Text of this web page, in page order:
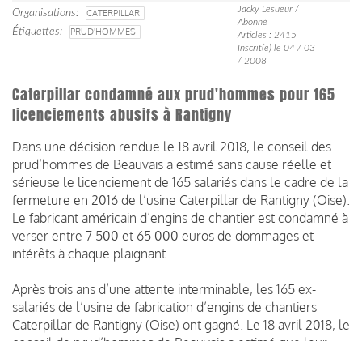
Organisations
CATERPILLAR
Étiquettes
PRUD'HOMMES
Jacky Lesueur /
Abonné
Articles : 2415
Inscrit(e) le 04 / 03
/ 2008
Caterpillar condamné aux prud'hommes pour 165
licenciements abusifs à Rantigny
Dans une décision rendue le 18 avril 2018, le conseil des
prud’hommes de Beauvais a estimé sans cause réelle et
sérieuse le licenciement de 165 salariés dans le cadre de la
fermeture en 2016 de l’usine Caterpillar de Rantigny (Oise).
Le fabricant américain d’engins de chantier est condamné à
verser entre 7 500 et 65 000 euros de dommages et
intérêts à chaque plaignant.
Après trois ans d’une attente interminable, les 165 ex-
salariés de l’usine de fabrication d’engins de chantiers
Caterpillar de Rantigny (Oise) ont gagné. Le 18 avril 2018, le